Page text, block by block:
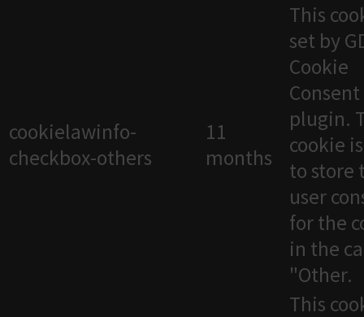
cookielawinfo-
checkbox-others
11
months
This
set by
Cookie
Consent
plugin.
cookie
to store
user
for the
in the
"Other.
This